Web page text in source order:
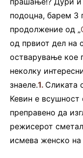
подоцна, барем 3
продолжение од „
од првиот дел на
остварување кое
неколку
знаеле.1. Сликата
Кевин е
преправено да
режисерот
исмева женско на